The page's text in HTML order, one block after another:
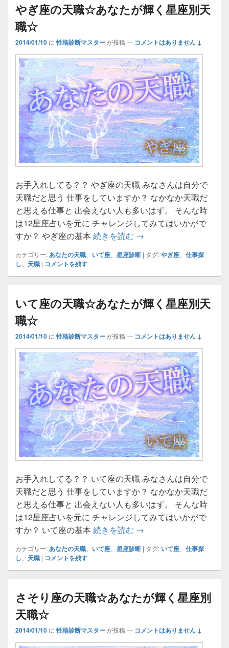
やぎ座の天職☆あなたが輝く星座別天
職☆
2014/01/10 に 性格診断マスターが投稿 — コメントはありません ↓
お手入れしてる？？ やぎ座の天職 みなさんは自分で
天職だと思う 仕事をしていますか？ なかなか天職だ
と思える仕事と 出会えない人も多いはず。 そんな時
は12星座占いを元に チャレンジしてみてはいかがで
すか？ やぎ座の基本 続きを読む やぎ座の天職☆あなた
→
カテゴリー:あなたの天職 いて座 星座診断 | タグ:やぎ座
仕事探
し
天職 | コメントを残す
いて座の天職☆あなたが輝く星座別天
職☆
2014/01/10 に 性格診断マスターが投稿 — コメントはありません ↓
お手入れしてる？？ いて座の天職 みなさんは自分で
天職だと思う 仕事をしていますか？ なかなか天職だ
と思える仕事と 出会えない人も多いはず。 そんな時
は12星座占いを元に チャレンジしてみてはいかがで
すか？ いて座の基本 続きを読む いて座の天職☆あなた
→
カテゴリー:あなたの天職 いて座 星座診断 | タグ: いて座
仕事探
し
天職 | コメントを残す
さそり座の天職☆あなたが輝く星座別
天職☆
2014/01/10 に 性格診断マスターが投稿 — コメントはありません ↓